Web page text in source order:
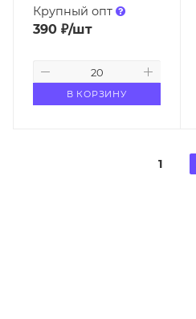
Крупный опт
390 ₽/шт
В КОРЗИНУ
1